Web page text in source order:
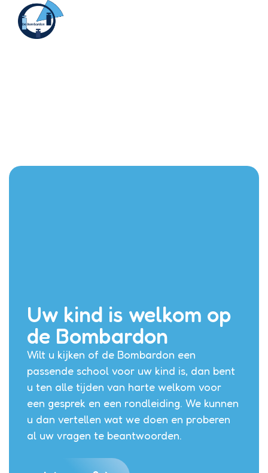
Bombardon
Informatie nieuwe ouders
Uw kind is welkom op
de Bombardon
Wilt u kijken of de Bombardon een
passende school voor uw kind is, dan bent
u ten alle tijden van harte welkom voor
een gesprek en een rondleiding. We kunnen
u dan vertellen wat we doen en proberen
al uw vragen te beantwoorden.